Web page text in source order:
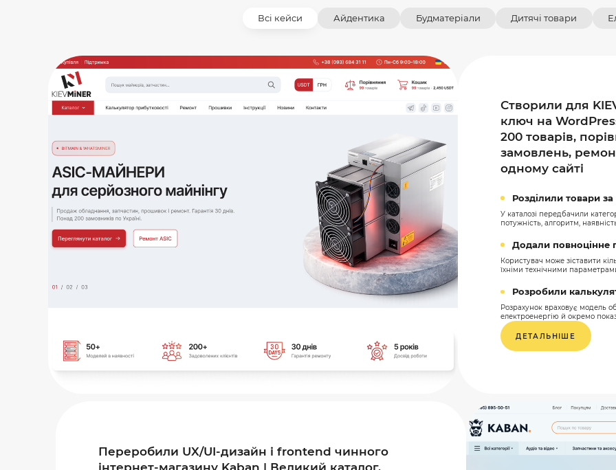
Всі кейси Айдентика Будматеріали Дитячі товари
Створили для
ключ на
200 товарів,
замовлень,
одному сайті
Розділили товари
У каталозі передбачили
потужність, алгоритм,
Додали повноцінне
Користувач може зіставити
їхніми технічними
Розробили
Розрахунок враховує модель
електроенергію й окремо
ДЕТАЛЬНІШЕ
Переробили UX/UI-дизайн і frontend чинного
інтернет-магазину Kaban | Великий каталог,